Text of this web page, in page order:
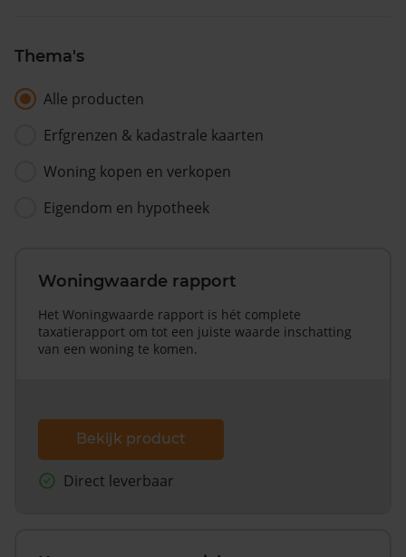
Thema's
Alle producten
Erfgrenzen & kadastrale kaarten
Woning kopen en verkopen
Eigendom en hypotheek
Woningwaarde rapport
Het Woningwaarde rapport is hét complete
taxatierapport om tot een juiste waarde inschatting
van een woning te komen.
Bekijk product
Direct leverbaar